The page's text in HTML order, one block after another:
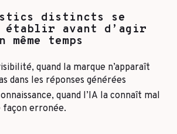
distincts se
établir avant d’agir
temps
quand la marque n’apparaît
dans les réponses générées
quand l’IA la connaît mal
façon erronée.